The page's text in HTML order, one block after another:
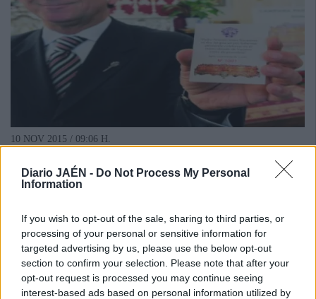
Diario JAÉN - Do Not Process My Personal
Information
If you wish to opt-out of the sale, sharing to third parties, or
processing of your personal or sensitive information for
targeted advertising by us, please use the below opt-out
section to confirm your selection. Please note that after your
opt-out request is processed you may continue seeing
interest-based ads based on personal information utilized by
10 NOV 2015 / 09:06 H.